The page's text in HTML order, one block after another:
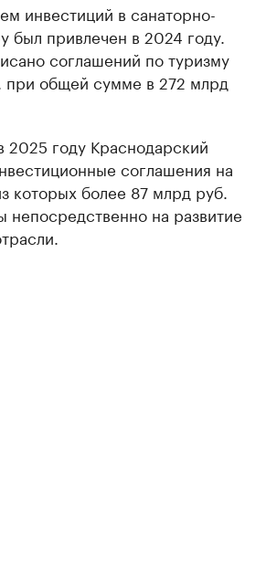
инвестиций в санаторно-
был привлечен в 2024 году.
соглашений по туризму
при общей сумме в 272 млрд
2025 году Краснодарский
соглашения на
которых более 87 млрд руб.
непосредственно на развитие